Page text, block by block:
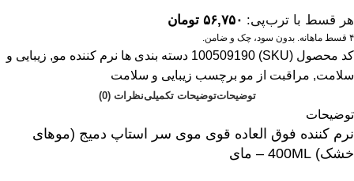
هر قسط با ترب‌پی: ۵۶,۷۵۰ تومان
۴ قسط ماهانه. بدون سود، چک و ضامن.
کد محصول (SKU) 100509190 دسته بندی ها نرم کننده مو, زیبایی و
سلامت, مراقبت از مو برچسب زیبایی و سلامت
توضیحاتتوضیحات تکمیلینظرات (0)
توضیحات
نرم کننده فوق العاده قوی موی سر استاپ دمیج (موهای
خشک) 400ML – مای